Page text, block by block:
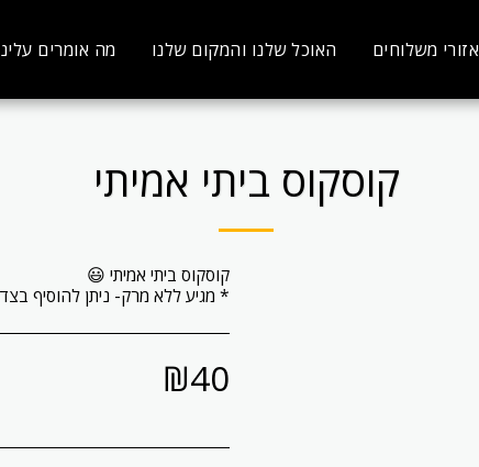
אזורי משלוחים האוכל שלנו והמקום שלנו מה אומרים
קוסקוס ביתי אמיתי
* מגיע ללא מרק- ניתן להוסיף
₪40